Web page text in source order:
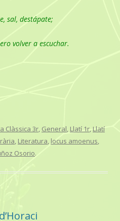
sal, destápate;
volver a escuchar.
Clàssica 3r, General, Llatí 1r, Llatí
, Literatura, locus amoenus,
Osorio.